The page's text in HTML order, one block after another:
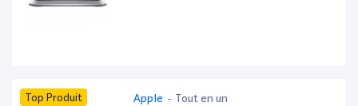
Top Produit Apple - Tout en un